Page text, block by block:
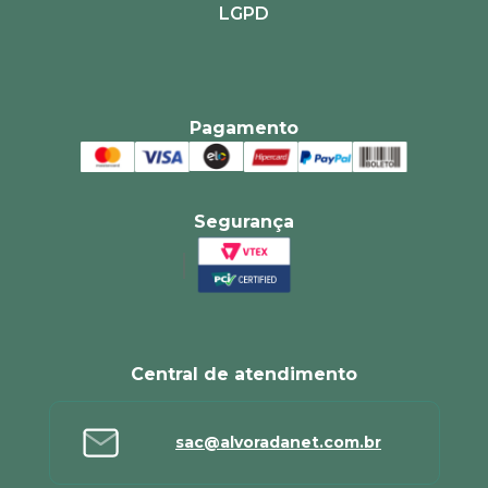
LGPD
Pagamento
Segurança
Central de atendimento
sac@alvoradanet.com.br